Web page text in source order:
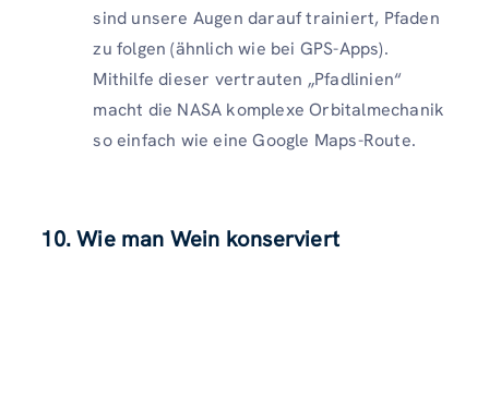
sind unsere Augen darauf trainiert, Pfaden
zu folgen (ähnlich wie bei GPS-Apps).
Mithilfe dieser vertrauten „Pfadlinien“
macht die NASA komplexe Orbitalmechanik
so einfach wie eine Google Maps-Route.
10. Wie man Wein konserviert